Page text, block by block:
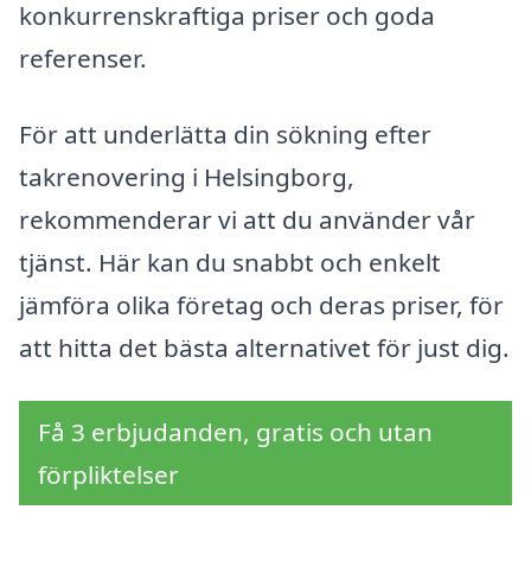
konkurrenskraftiga priser och goda
referenser.
För att underlätta din sökning efter
takrenovering i Helsingborg,
rekommenderar vi att du använder vår
tjänst. Här kan du snabbt och enkelt
jämföra olika företag och deras priser, för
att hitta det bästa alternativet för just dig.
Få 3 erbjudanden, gratis och utan
förpliktelser